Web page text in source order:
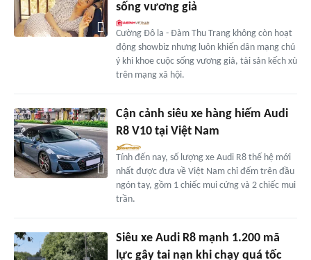
sống vương giả
Cường Đô la - Đàm Thu Trang không còn hoạt
động showbiz nhưng luôn khiến dân mạng chú
ý khi khoe cuộc sống vương giả, tài sản kếch xù
trên mạng xã hội.
Cận cảnh siêu xe hàng hiếm Audi
R8 V10 tại Việt Nam
Tính đến nay, số lượng xe Audi R8 thế hệ mới
nhất được đưa về Việt Nam chỉ đếm trên đầu
ngón tay, gồm 1 chiếc mui cứng và 2 chiếc mui
trần.
Siêu xe Audi R8 mạnh 1.200 mã
lực gây tai nạn khi chạy quá tốc